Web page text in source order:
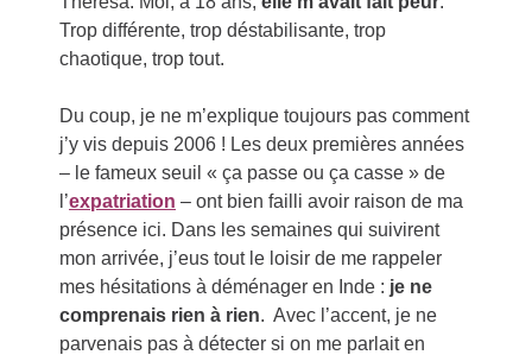
Trop différente, trop déstabilisante, trop
chaotique, trop tout.
Du coup, je ne m’explique toujours pas comment
j’y vis depuis 2006 ! Les deux premières années
– le fameux seuil « ça passe ou ça casse » de
l’expatriation – ont bien failli avoir raison de ma
présence ici. Dans les semaines qui suivirent
mon arrivée, j’eus tout le loisir de me rappeler
mes hésitations à déménager en Inde : je ne
comprenais rien à rien. Avec l’accent, je ne
parvenais pas à détecter si on me parlait en